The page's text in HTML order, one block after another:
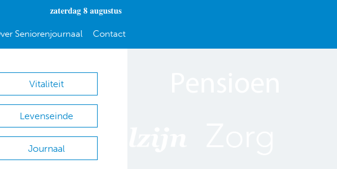
zaterdag 8 augustus
Seniorenjournaal Contact
Vitaliteit
Levenseinde
Journaal